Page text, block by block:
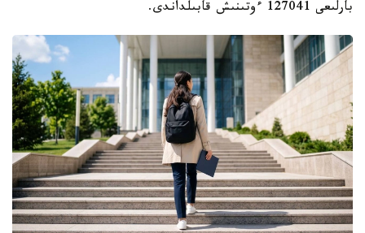
بارلىعى 127041 ءوتىنىش قابىلداندى.